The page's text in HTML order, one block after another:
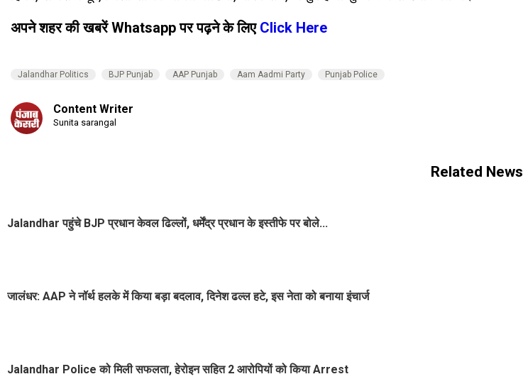
अपने शहर की खबरें Whatsapp पर पढ़ने के लिए Click Here
Jalandhar Politics BJP Punjab AAP Punjab Aam Aadmi Party Punjab Police
Content Writer
Sunita sarangal
Related News
Jalandhar पहुंचे BJP प्रधान केवल ढिल्लों, धर्मेंद्र प्रधान के इस्तीफे पर बोले...
जालंधर: AAP ने नॉर्थ हलके में किया बड़ा बदलाव, दिनेश ढल्ल हटे, इस नेता को बनाया इंचार्ज
Jalandhar Police को मिली सफलता, हेरोइन सहित 2 आरोपियों को किया Arrest